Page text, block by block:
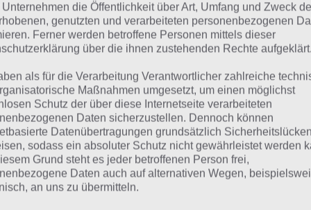
& Pepper 3
Screenshot – (c)
Appdore
Man kann jedoch nicht unbegrenzt
das Ganze aufgebraucht. In der
Pepper 3 aber ohnehin nicht ans
taktisch geschickt vorgeht.
250 Level
der über 250 Level, die Salt & Pepper 3 direkt zu
immer neue Elemente hinzu. So fallen schwarze
sorgen für einen Sprung der Kugeln, später kann
Unternehmen die Öffentlichkeit über Art, Umfang und Zweck
genutzten und verarbeiteten personenbezogenen
Ferner werden betroffene Personen mittels dieser
über die ihnen zustehenden Rechte aufgeklärt.
als für die Verarbeitung Verantwortlicher zahlreiche
Maßnahmen umgesetzt, um einen möglichst
Schutz der über diese Internetseite verarbeiteten
Daten sicherzustellen. Dennoch können
Datenübertragungen grundsätzlich Sicherheitslücken
sodass ein absoluter Schutz nicht gewährleistet werden
Grund steht es jeder betroffenen Person frei,
Daten auch auf alternativen Wegen,
an uns zu übermitteln.